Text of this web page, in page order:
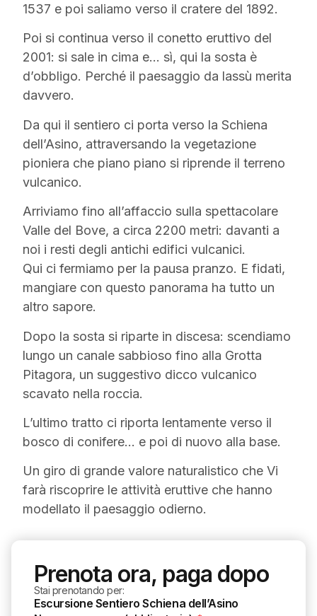
1537 e poi saliamo verso il cratere del 1892.
Poi si continua verso il conetto eruttivo del
2001: si sale in cima e… sì, qui la sosta è
d’obbligo. Perché il paesaggio da lassù merita
davvero.
Da qui il sentiero ci porta verso la Schiena
dell’Asino, attraversando la vegetazione
pioniera che piano piano si riprende il terreno
vulcanico.
Arriviamo fino all’affaccio sulla spettacolare
Valle del Bove, a circa 2200 metri: davanti a
noi i resti degli antichi edifici vulcanici.
Qui ci fermiamo per la pausa pranzo. E fidati,
mangiare con questo panorama ha tutto un
altro sapore.
Dopo la sosta si riparte in discesa: scendiamo
lungo un canale sabbioso fino alla Grotta
Pitagora, un suggestivo dicco vulcanico
scavato nella roccia.
L’ultimo tratto ci riporta lentamente verso il
bosco di conifere… e poi di nuovo alla base.
Un giro di grande valore naturalistico che Vi
farà riscoprire le attività eruttive che hanno
modellato il paesaggio odierno.
Prenota ora, paga dopo
Stai prenotando per:
Escursione Sentiero Schiena dell’Asino